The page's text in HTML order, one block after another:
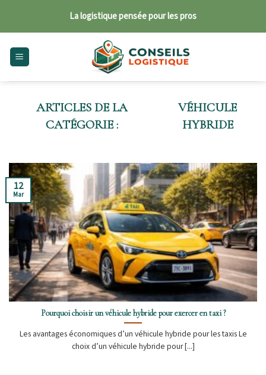
content
La logistique pensée pour les pros
VÉHICULE
HYBRIDE
Pourquoi choisir un véhicule hybride pour exercer en taxi ?
Les avantages économiques d’un véhicule hybride pour les taxis Le
choix d’un véhicule hybride pour [...]
12
Mar